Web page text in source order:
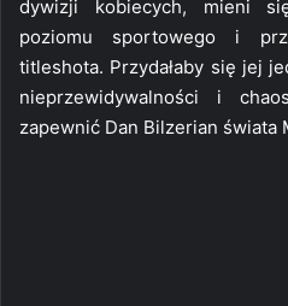
dywizji kobiecych, mieni
poziomu sportowego i
titleshota. Przydałaby się jej
nieprzewidywalności i
zapewnić Dan Bilzerian świata